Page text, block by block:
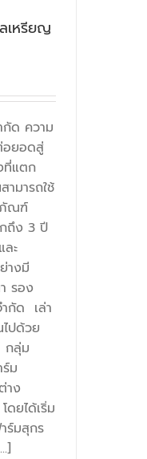
เหรียญ
ด ความ
อยอดสู่
ที่แตก
มารถใช้
ภัณฑ์
ถึง 3 ปี
ะ
างมี
อง
ำกัด เล่า
ปด้วย
กลุ่ม
ม
าง
ดยได้เริ่ม
ร์มสุกร